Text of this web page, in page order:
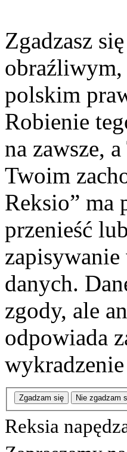
Zgadzasz
obraźliwym,
polskim
Robienie
na zawsze,
Twoim
Reksio” ma
przenieść
danych.
zgody, ale
odpowiada
Zgadzam się Nie zgadzam
Reksia